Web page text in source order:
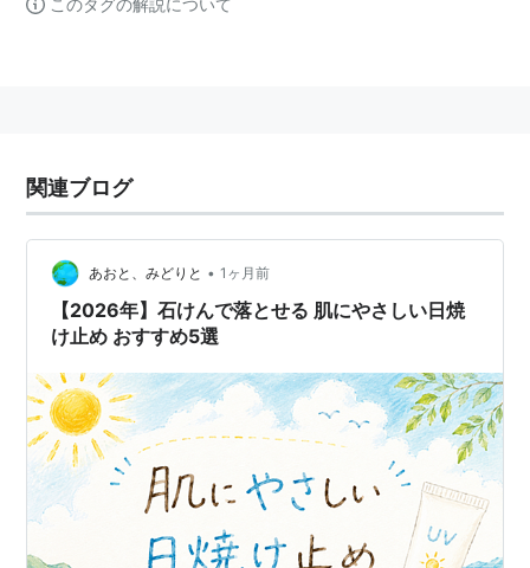
このタグの解説について
関連ブログ
あおと、みどりと • 1ヶ月前
【2026年】石けんで落とせる 肌にやさしい日焼
け止め おすすめ5選